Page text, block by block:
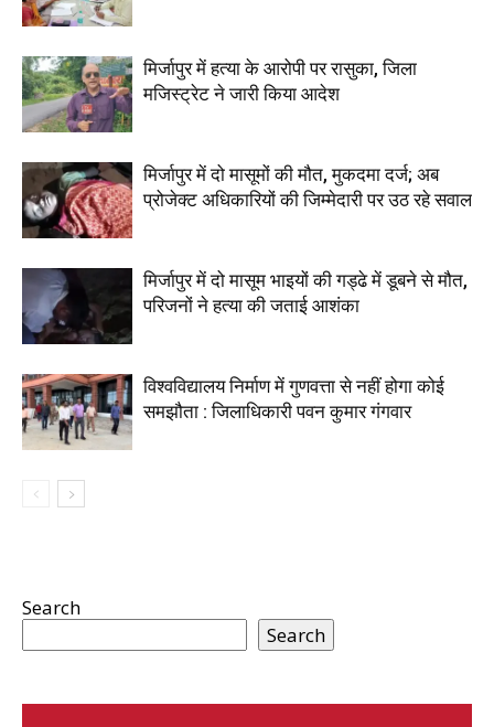
मिर्जापुर में हत्या के आरोपी पर रासुका, जिला
मजिस्ट्रेट ने जारी किया आदेश
मिर्जापुर में दो मासूमों की मौत, मुकदमा दर्ज; अब
प्रोजेक्ट अधिकारियों की जिम्मेदारी पर उठ रहे सवाल
मिर्जापुर में दो मासूम भाइयों की गड्ढे में डूबने से मौत,
परिजनों ने हत्या की जताई आशंका
विश्वविद्यालय निर्माण में गुणवत्ता से नहीं होगा कोई
समझौता : जिलाधिकारी पवन कुमार गंगवार
Search
Search